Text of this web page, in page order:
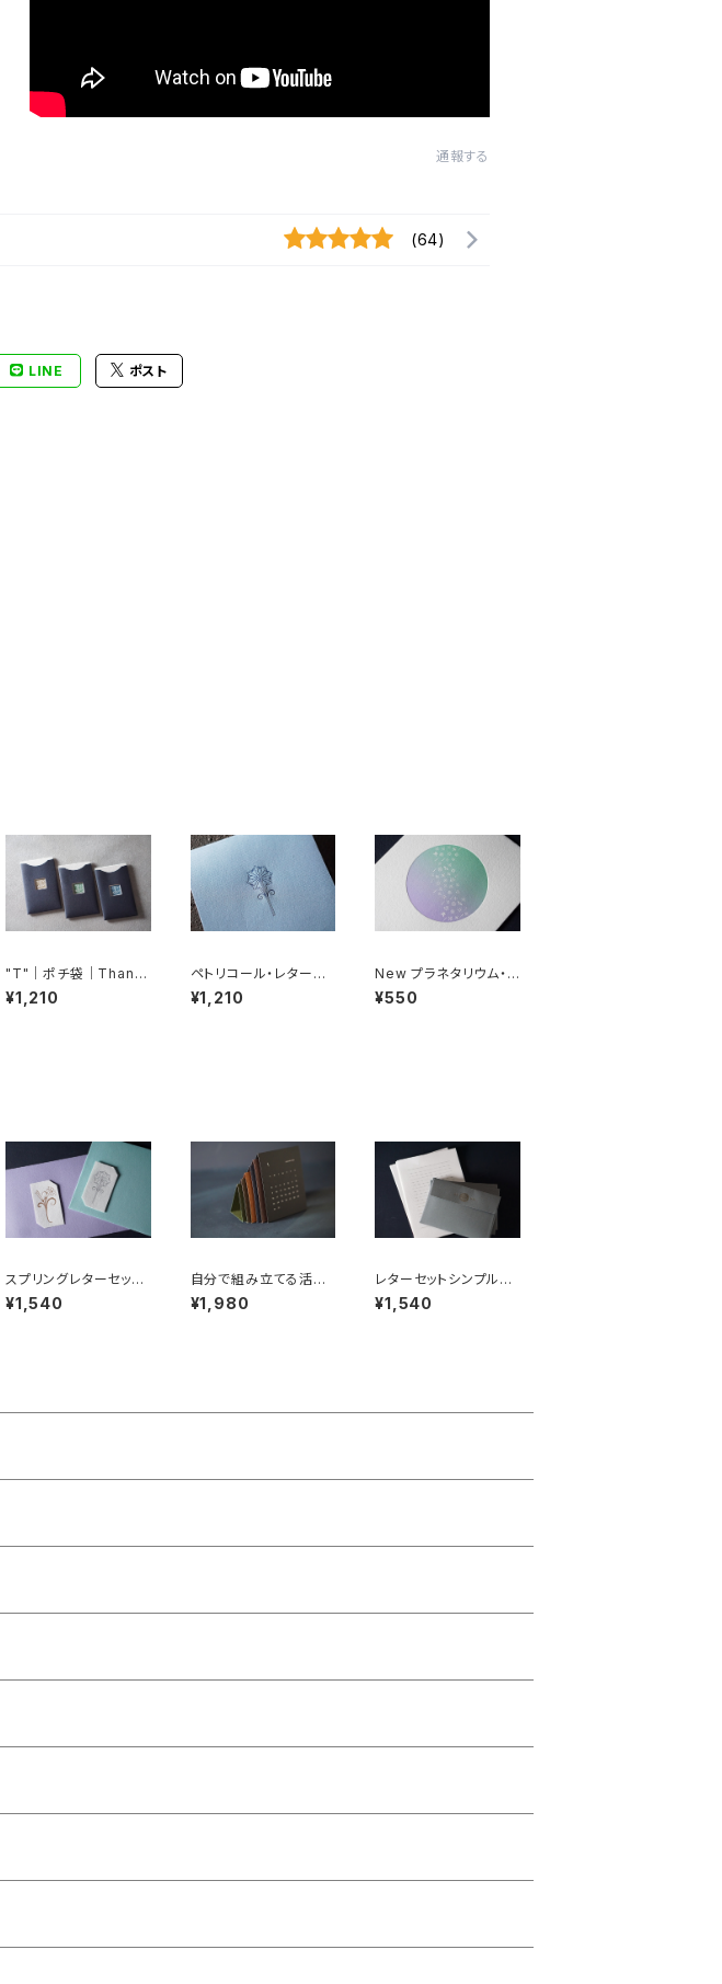
通報する
(64)
LINE ポスト
"T"｜ポチ袋｜Thank
you card｜活版印刷
¥1,210
ペトリコール・レター｜
Petrichor Letter | 活
版印刷
¥1,210
New プラネタリウム・カ
ード｜Sunrise ｜活版
印刷
¥550
スプリングレターセット
｜Spring Letter Set
｜ 活版印刷
¥1,540
自分で組み立てる活版
カレンダー 2026
¥1,980
レターセットシンプル｜
封筒付き｜活版印刷
¥1,540